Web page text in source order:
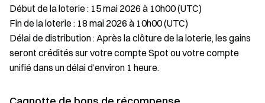
Début de la loterie : 15 mai 2026 à 10h00 (UTC)
Fin de la loterie : 18 mai 2026 à 10h00 (UTC)
Délai de distribution : Après la clôture de la loterie, les gains
seront crédités sur votre compte Spot ou votre compte
unifié dans un délai d’environ 1 heure.